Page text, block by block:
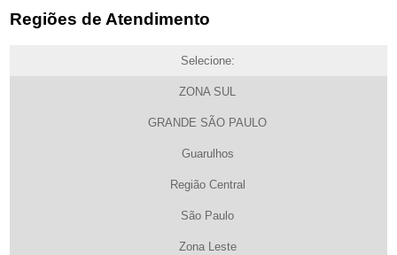
Regiões de Atendimento
Selecione:
ZONA SUL
GRANDE SÃO PAULO
Guarulhos
Região Central
São Paulo
Zona Leste